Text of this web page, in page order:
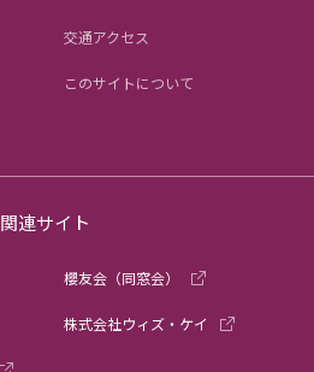
交通アクセス
このサイトについて
関連サイト
櫻友会（同窓会）
株式会社ウィズ・ケイ